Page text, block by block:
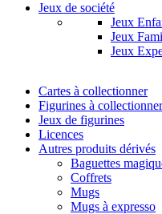
Jeux de société
Jeux
Jeux
Jeux
Cartes à collectionner
Figurines à collectionner
Jeux de figurines
Licences
Autres produits dérivés
Baguettes
Coffrets
Mugs
Mugs à expresso